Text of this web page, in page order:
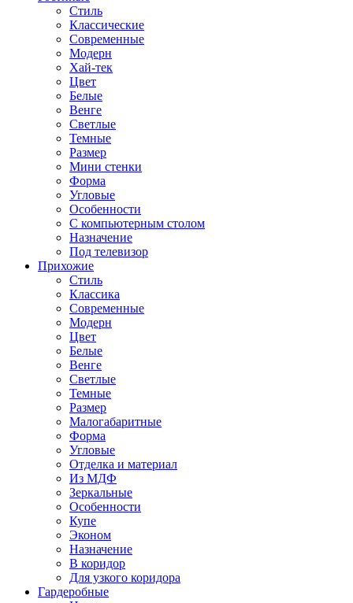
Стиль
Классические
Современные
Модерн
Хай-тек
Цвет
Белые
Венге
Светлые
Темные
Размер
Мини стенки
Форма
Угловые
Особенности
С компьютерным столом
Назначение
Под телевизор
Прихожие
Стиль
Классика
Современные
Модерн
Цвет
Белые
Венге
Светлые
Темные
Размер
Малогабаритные
Форма
Угловые
Отделка и материал
Из МДФ
Зеркальные
Особенности
Купе
Эконом
Назначение
В коридор
Для узкого коридора
Гардеробные